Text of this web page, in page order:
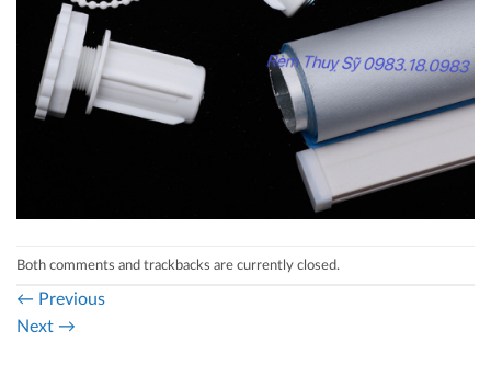
Both comments and trackbacks are currently closed.
← Previous
Next →